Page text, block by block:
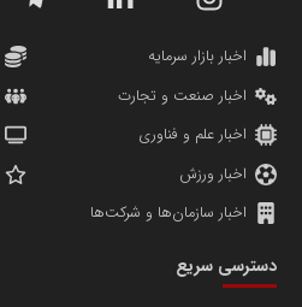
دانشگاه سئوی ایران
تامین آهن اسفنجی تولیدکنندگان فولاد در
مریم حاج نوروز نظری
اخبار بازار سرمایه
اخبار صنعت و تجارت
اخبار علم و فناوری
اخبار ورزش
اخبار سازمان‌ها و شرکت‌ها
دسترسی سریع